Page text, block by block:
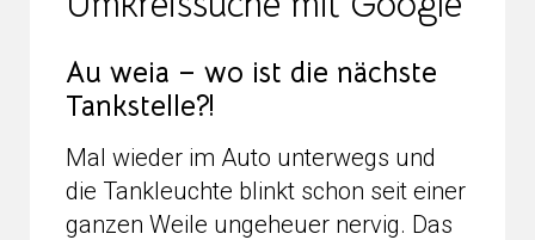
Au weia – wo ist die nächste
Tankstelle?!
Mal wieder im Auto unterwegs und
die Tankleuchte blinkt schon seit einer
ganzen Weile ungeheuer nervig. Das